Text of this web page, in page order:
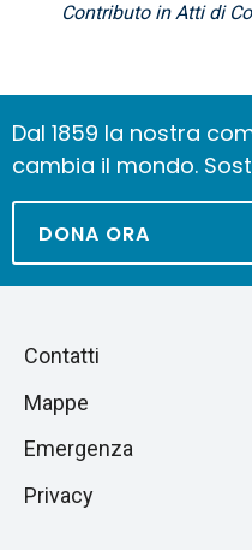
Contributo in Atti di
Dal 1859 la nostra
cambia il mondo.
DONA ORA
Salta
sezione
Piè
di
pagina
Contatti
Mappe
Emergenza
Privacy